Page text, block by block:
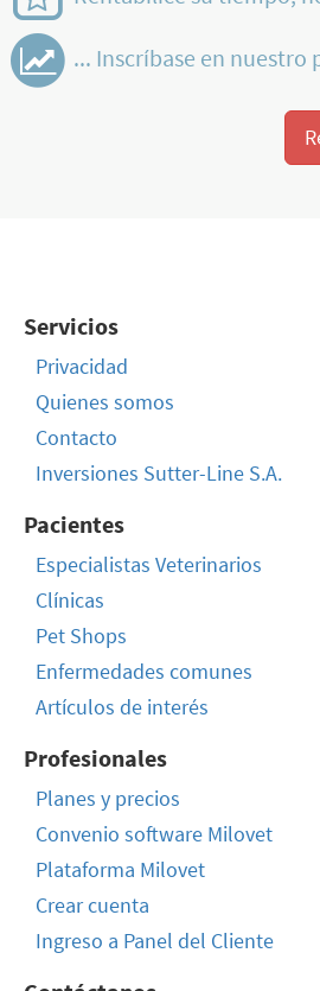
... Inscríbase en nuestro
Servicios
Privacidad
Quienes somos
Contacto
Inversiones Sutter-Line S.A.
Pacientes
Especialistas Veterinarios
Clínicas
Pet Shops
Enfermedades comunes
Artículos de interés
Profesionales
Planes y precios
Convenio software Milovet
Plataforma Milovet
Crear cuenta
Ingreso a Panel del Cliente